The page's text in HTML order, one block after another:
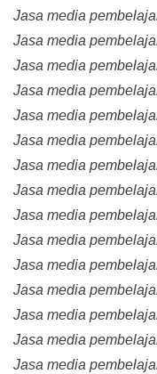
Jasa media
Jasa media
Jasa media
Jasa media
Jasa media
Jasa media
Jasa media
Jasa media
Jasa media
Jasa media
Jasa media
Jasa media
Jasa media
Jasa media
Jasa media